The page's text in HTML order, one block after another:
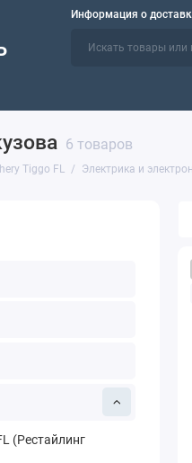
Информация о
6 товаров
Tiggo FL Электрика и
(Рестайлинг